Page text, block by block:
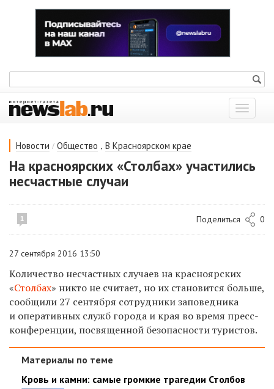
Показать
меню
Новости / Общество , В Красноярском крае
На красноярских «Столбах» участились
несчастные случаи
1 Поделиться 0
27 сентября 2016 13:50
Количество несчастных случаев на красноярских
«Столбах» никто не считает, но их становится больше,
сообщили 27 сентября сотрудники заповедника
и оперативных служб города и края во время пресс-
конференции, посвященной безопасности туристов.
Материалы по теме
Кровь и камни: самые громкие трагедии Столбов